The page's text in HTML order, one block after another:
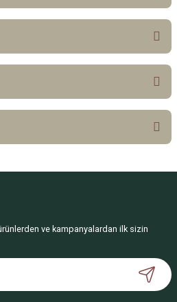
yorumu siz yapın!
henüz soru sorulmamış.
Paylaş
ve kampanyalardan ilk sizin